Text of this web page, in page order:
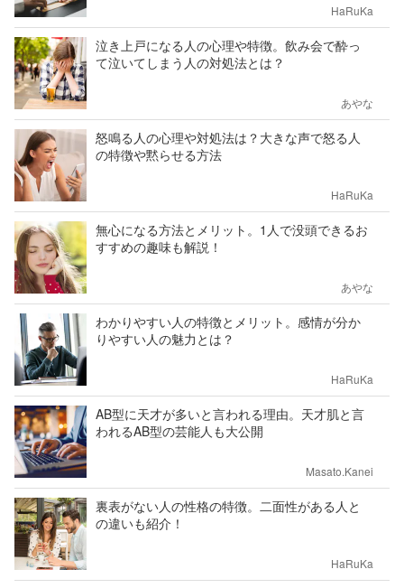
HaRuKa
泣き上戸になる人の心理や特徴。飲み会で酔っ
て泣いてしまう人の対処法とは？
あやな
怒鳴る人の心理や対処法は？大きな声で怒る人
の特徴や黙らせる方法
HaRuKa
無心になる方法とメリット。1人で没頭できるお
すすめの趣味も解説！
あやな
わかりやすい人の特徴とメリット。感情が分か
りやすい人の魅力とは？
HaRuKa
AB型に天才が多いと言われる理由。天才肌と言
われるAB型の芸能人も大公開
Masato.Kanei
裏表がない人の性格の特徴。二面性がある人と
の違いも紹介！
HaRuKa